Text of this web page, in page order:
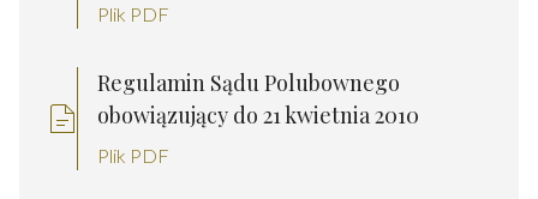
Plik PDF
Regulamin Sądu Polubownego
obowiązujący do 21 kwietnia 2010
Plik PDF